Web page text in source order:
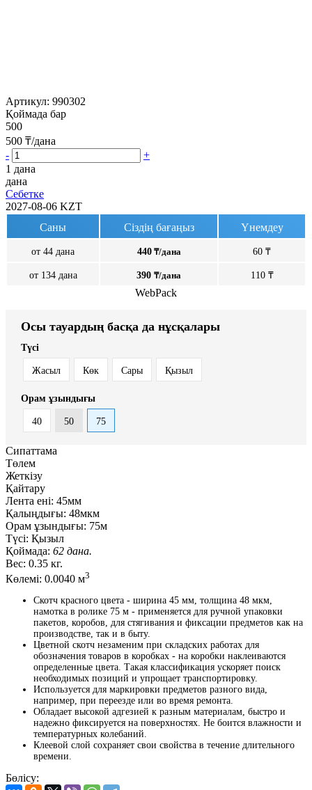
Артикул: 990302
Қоймада бар
500
500 ₸/дана
-
+
1 дана
дана
Себетке
2027-08-06 KZT
Саны
Сіздің бағаңыз Үнемдеу
от 44 дана 440₸/дана 60 ₸
от 134 дана 390 ₸/дана 110 ₸
WebPack
Осы тауардың басқа да нұсқалары
Түсі
Жасыл Көк Сары Қызыл
Орам ұзындығы
40 50 75
Сипаттама
Төлем
Жеткізу
Қайтару
Лента ені: 45мм
Қалыңдығы: 48мкм
Орам ұзындығы: 75м
Түсі: Қызыл
Қоймада: 62 дана.
Вес: 0.35 кг.
Көлемі: 0.0040 м3
Скотч красного цвета - ширина 45 мм, толщина 48 мкм,
намотка в ролике 75 м - применяется для ручной упаковки
пакетов, коробов, для стягивания и фиксации предметов как на
производстве, так и в быту.
Цветной скотч незаменим при складских работах для
обозначения товаров в коробках - на коробки наклеиваются
определенные цвета. Такая классификация ускоряет поиск
необходимых позиций и упрощает транспортировку.
Используется для маркировки предметов разного вида,
например, при переезде или во время ремонта.
Обладает высокой адгезией к разным материалам, быстро и
надежно фиксируется на поверхностях. Не боится влажности и
температурных колебаний.
Клеевой слой сохраняет свои свойства в течение длительного
времени.
Бөлісу: